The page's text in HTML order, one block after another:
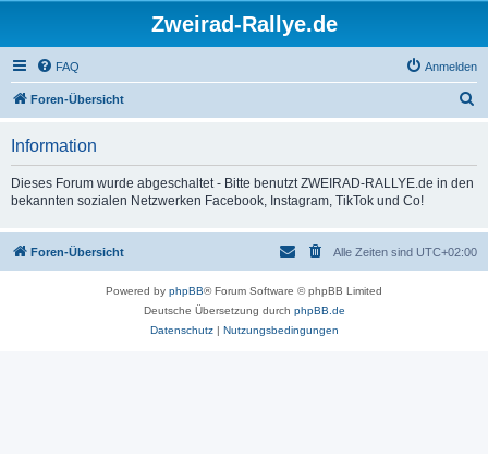
Zweirad-Rallye.de
FAQ Anmelden
Foren-Übersicht
Information
Dieses Forum wurde abgeschaltet - Bitte benutzt ZWEIRAD-RALLYE.de in den
bekannten sozialen Netzwerken Facebook, Instagram, TikTok und Co!
Foren-Übersicht Alle Zeiten sind UTC+02:00
Powered by phpBB® Forum Software © phpBB Limited
Deutsche Übersetzung durch phpBB.de
Datenschutz| Nutzungsbedingungen